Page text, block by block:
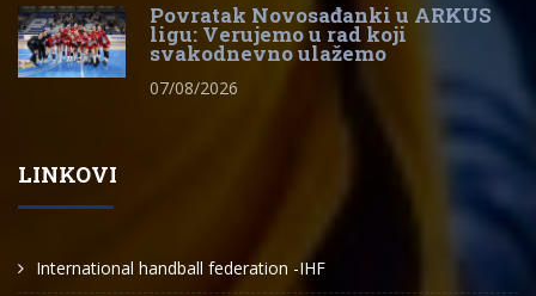
Povratak Novosađanki u ARKUS
ligu: Verujemo u rad koji
svakodnevno ulažemo
07/08/2026
LINKOVI
International handball federation -IHF